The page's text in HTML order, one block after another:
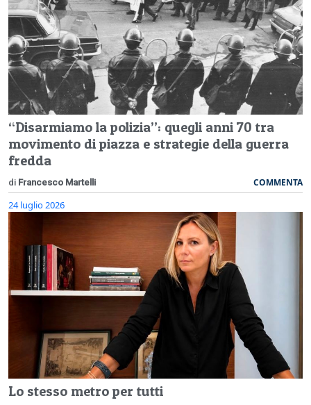
“Disarmiamo la polizia”: quegli anni 70 tra
movimento di piazza e strategie della guerra
fredda
di Francesco Martelli COMMENTA
24 luglio 2026
Lo stesso metro per tutti